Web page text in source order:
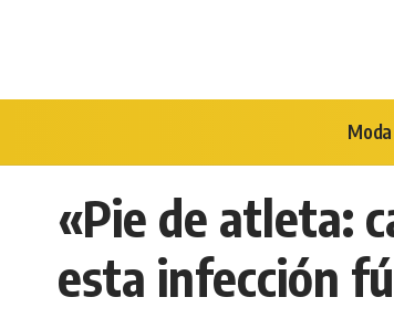
Moda
«Pie de atleta:
esta infección